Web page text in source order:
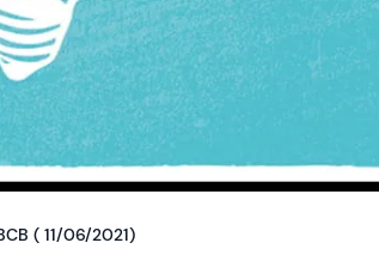
( 11/06/2021)